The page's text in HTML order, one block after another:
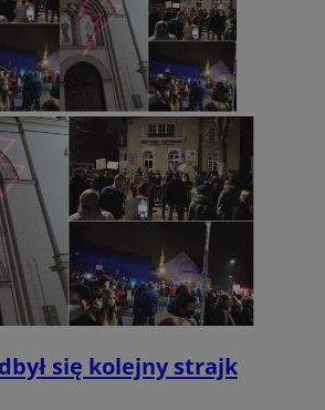
się kolejny strajk